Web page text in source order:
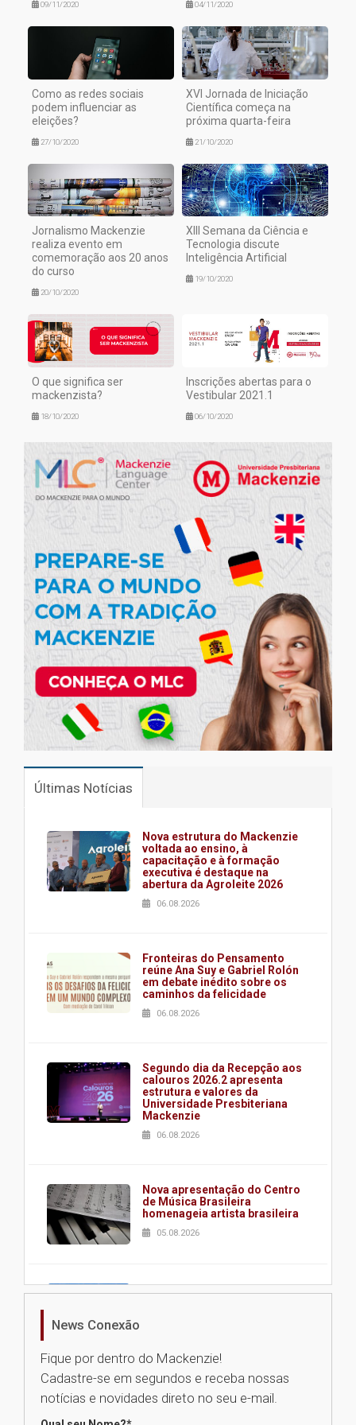
09/11/2020 04/11/2020
Como as redes sociais
podem influenciar as
eleições?
27/10/2020
XVI Jornada de Iniciação
Científica começa na
próxima quarta-feira
21/10/2020
Jornalismo Mackenzie
realiza evento em
comemoração aos 20 anos
do curso
20/10/2020
XIII Semana da Ciência e
Tecnologia discute
Inteligência Artificial
19/10/2020
O que significa ser
mackenzista?
18/10/2020
Inscrições abertas para o
Vestibular 2021.1
06/10/2020
Últimas Notícias
Nova estrutura do Mackenzie
voltada ao ensino, à
capacitação e à formação
executiva é destaque na
abertura da Agroleite 2026
06.08.2026
Fronteiras do Pensamento
reúne Ana Suy e Gabriel Rolón
em debate inédito sobre os
caminhos da felicidade
06.08.2026
Segundo dia da Recepção aos
calouros 2026.2 apresenta
estrutura e valores da
Universidade Presbiteriana
Mackenzie
06.08.2026
Nova apresentação do Centro
de Música Brasileira
homenageia artista brasileira
05.08.2026
Universidade Mackenzie
Seminário discute desafios
das novas tecnologias em
News Conexão
Fique por dentro do Mackenzie!
Cadastre-se em segundos e receba nossas
notícias e novidades direto no seu e-mail.